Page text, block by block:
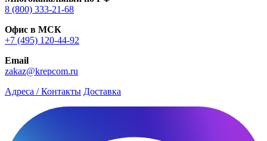
8 (800) 333‑21-68
Офис в МСК
+7 (495) 120-44-92
Email
zakaz@krepcom.ru
Адреса / Контакты Доставка